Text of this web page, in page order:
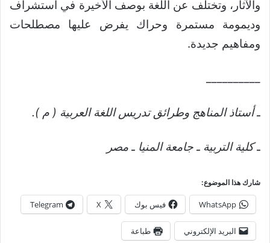
والآثار، وتختلف عن اللغة بوصف الأخيرة في استشراف
وديمومة مستمرة وحراك يفرض عليها مصطلحات
ومفاهيم جديدة.
ـ أستاذ المناهج وطرائق تدريس اللغة العربية ( م ).
ـ كلية التربية ـ جامعة المنيا ـ مصر
شارك هذا الموضوع:
WhatsApp فيس بوك X
Telegram
البريد الإلكتروني طباعة